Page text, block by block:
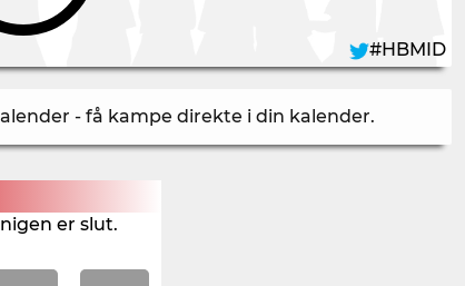
#HBMID
- få kampe direkte i din kalender.
er slut.